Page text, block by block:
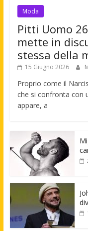
Moda
Pitti Uomo
mette in
stessa della
15 Giugno 2026
Proprio come il
che si confronta con
appare, a